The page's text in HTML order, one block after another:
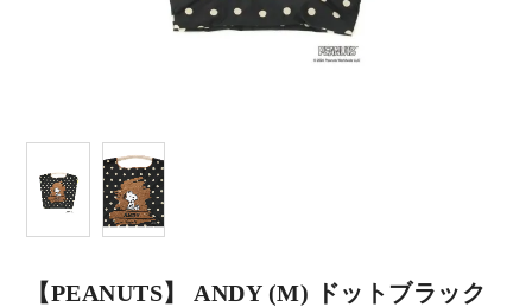
【PEANUTS】 ANDY (M) ドットブラック